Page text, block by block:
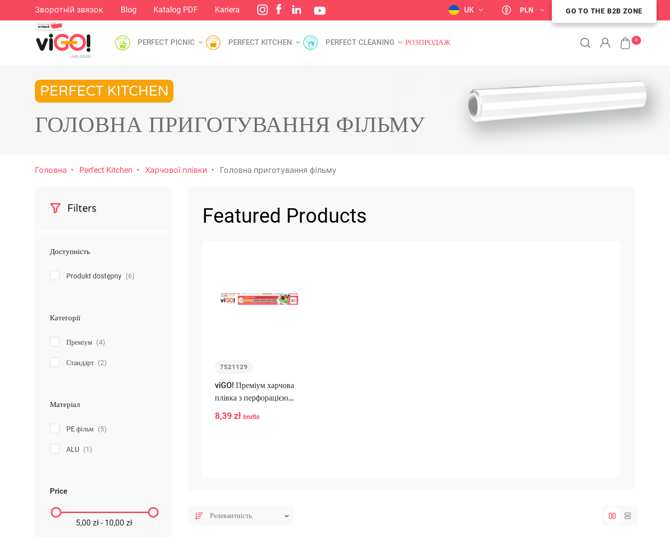
Зворотній звязок Blog Katalog PDF Kariera UK PLN STREFA KLIENTA B2B
GO TO THE B2B ZONE
PERFECT PICNIC PERFECT KITCHEN PERFECT CLEANING РОЗПРОДАЖ 0
PERFECT KITCHEN
ГОЛОВНА ПРИГОТУВАННЯ ФІЛЬМУ
Головна Perfect Kitchen Харчової плівки Головна приготування фільму
Filters
Доступність
Produkt dostępny (6)
Категорії
Преміум (4)
Стандарт (2)
Матеріал
PE фільм (5)
ALU (1)
Price
5,00 zł - 10,00 zł
Featured Products
7521129
viGO! Преміум харчова
плівка з перфорацією
8,39 zł brutto